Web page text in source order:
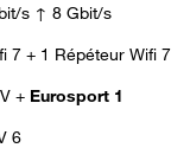
s ↑ 8 Gbit/s
7 + 1 Répéteur Wifi 7
+ Eurosport 1
6